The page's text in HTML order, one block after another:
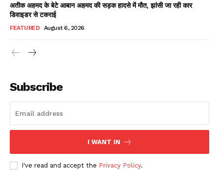
Read Latest News on AIN
NEWS 1 App
अतीक अहमद के बेटे आबान अहमद की सड़क हादसे में मौत, झांसी जा रही कार
डिवाइडर से टकराई
FEATURED August 6, 2026
Subscribe
I WANT IN
I've read and accept the Privacy Policy.